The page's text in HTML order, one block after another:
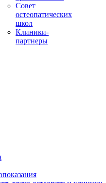
Совет
остеопатических
школ
Клиники-
партнеры